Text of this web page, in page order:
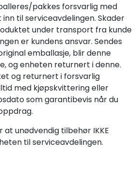
pakkes forsvarlig med
til serviceavdelingen. Skader
under transport fra kunde
er kundens ansvar. Sendes
emballasje, blir denne
og enheten returnert i denne.
og returnert i forsvarlig
med kjøpskvittering eller
som garantibevis når du
unødvendig tilbehør IKKE
til serviceavdelingen.